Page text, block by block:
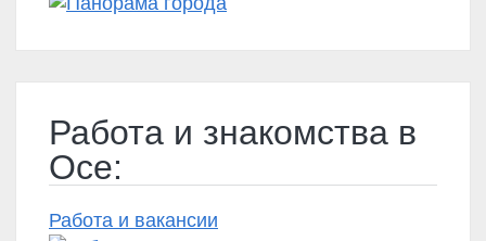
Работа и знакомства в
Осе:
Работа и вакансии